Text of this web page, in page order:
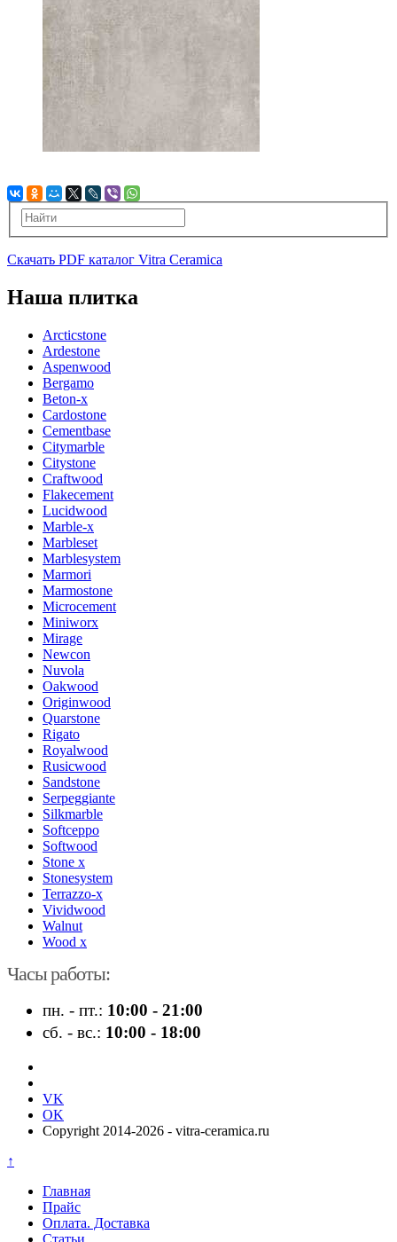
Скачать PDF каталог Vitra Ceramica
Наша плитка
Arcticstone
Ardestone
Aspenwood
Bergamo
Beton-x
Cardostone
Cementbase
Citymarble
Citystone
Craftwood
Flakecement
Lucidwood
Marble-x
Marbleset
Marblesystem
Marmori
Marmostone
Microcement
Miniworx
Mirage
Newcon
Nuvola
Oakwood
Originwood
Quarstone
Rigato
Royalwood
Rusicwood
Sandstone
Serpeggiante
Silkmarble
Softceppo
Softwood
Stone x
Stonesystem
Terrazzo-x
Vividwood
Walnut
Wood x
Часы работы:
пн. - пт.: 10:00 - 21:00
сб. - вс.: 10:00 - 18:00
VK
OK
Copyright 2014-2026 - vitra-ceramica.ru
↑
Главная
Прайс
Оплата. Доставка